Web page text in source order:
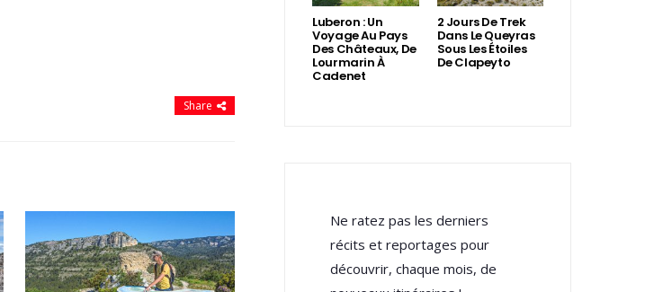
Share
Luberon : Un
Voyage Au Pays
Des Châteaux, De
Lourmarin À
Cadenet
2 Jours De Trek
Dans Le Queyras
Sous Les Étoiles
De Clapeyto
Ne ratez pas les derniers
récits et reportages pour
découvrir, chaque mois, de